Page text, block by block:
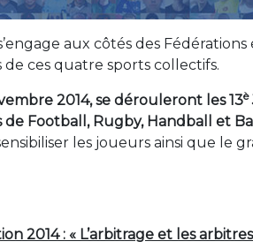
aux côtés des
ces quatre sports collectifs.
2014, se dérouleront les 13è
Football, Rugby, Handball et
sensibiliser les joueurs ainsi que
2014 : « L’arbitrage et les